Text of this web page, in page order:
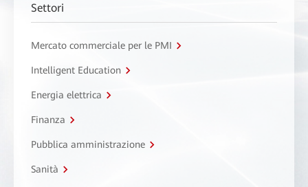
Settori
Mercato commerciale per le PMI
Intelligent Education
Energia elettrica
Finanza
Pubblica amministrazione
Sanità